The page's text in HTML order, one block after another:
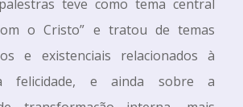
teve como tema central
o Cristo” e tratou de temas
e existenciais relacionados à
felicidade, e ainda sobre a